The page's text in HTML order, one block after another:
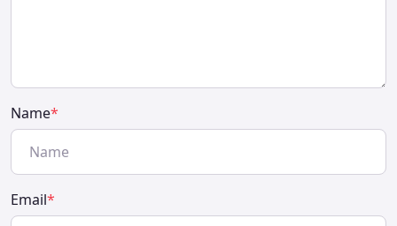
Name*
Email*